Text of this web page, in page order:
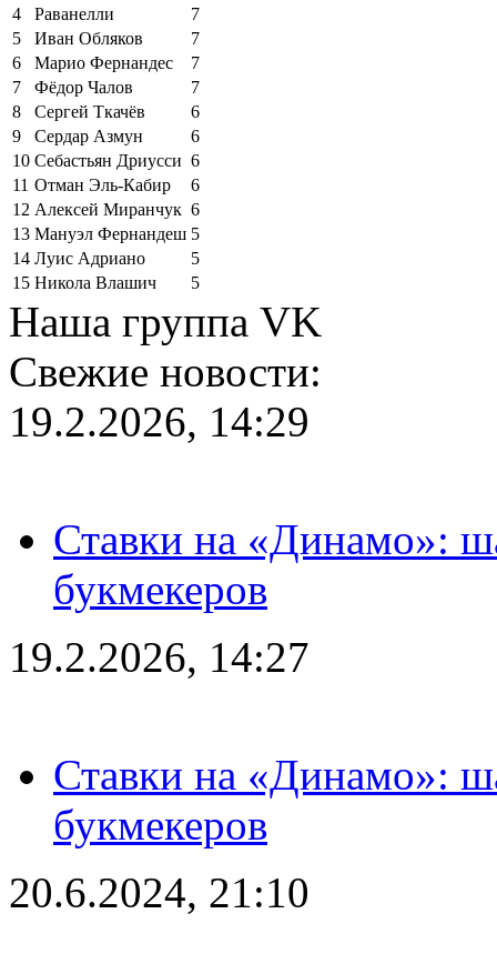
4
Раванелли
7
5
Иван Обляков
7
6
Марио Фернандес
7
7
Фёдор Чалов
7
8
Сергей Ткачёв
6
9
Сердар Азмун
6
10 Себастьян Дриусси 6
11 Отман Эль-Кабир
6
12 Алексей Миранчук 6
13 Мануэл Фернандеш 5
14 Луис Адриано
5
15 Никола Влашич 5
Наша группа VK
Свежие новости:
19.2.2026, 14:29
Ставки на «Динамо»:
букмекеров
19.2.2026, 14:27
Ставки на «Динамо»:
букмекеров
20.6.2024, 21:10